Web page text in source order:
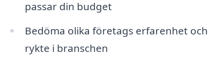
passar din budget
Bedöma olika företags erfarenhet och
rykte i branschen